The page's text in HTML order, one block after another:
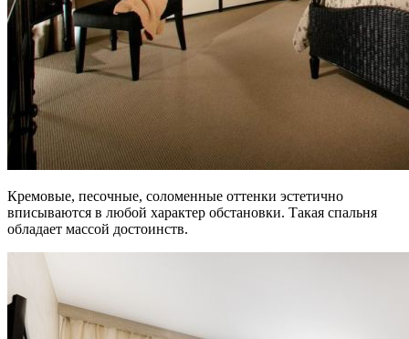
Кремовые, песочные, соломенные оттенки эстетично
вписываются в любой характер обстановки. Такая спальня
обладает массой достоинств.